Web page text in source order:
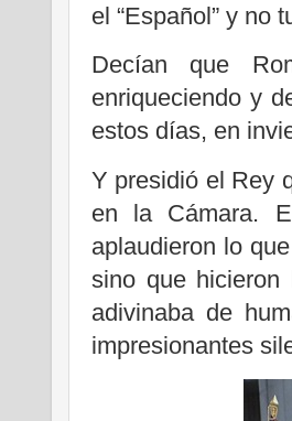
el “Español” y no
Decían que
enriqueciendo y
estos días, en
Y presidió el Rey
en la Cámara.
aplaudieron lo
sino que
adivinaba de
impresionantes